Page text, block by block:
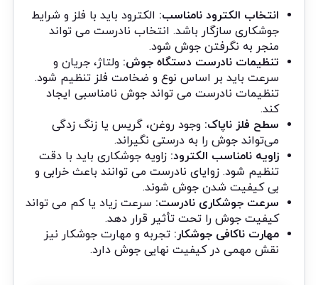
انتخاب الکترود نامناسب: الکترود باید با فلز و شرایط
جوشکاری سازگار باشد. انتخاب نادرست می‌ تواند
منجر به نگرفتن جوش شود.
تنظیمات نادرست دستگاه جوش: ولتاژ، جریان و
سرعت باید بر اساس نوع و ضخامت فلز تنظیم شود.
تنظیمات نادرست می ‌تواند جوش نامناسبی ایجاد
کند.
سطح فلز ناپاک: وجود روغن، گریس یا زنگ زدگی
می‌تواند جوش را به درستی نگیراند.
زاویه نامناسب الکترود: زاویه جوشکاری باید با دقت
تنظیم شود. زوایای نادرست می‌ توانند باعث خرابی و
بی کیفیت شدن جوش شوند.
سرعت جوشکاری نادرست: سرعت زیاد یا کم می‌ تواند
کیفیت جوش را تحت تأثیر قرار دهد.
مهارت ناکافی جوشکار: تجربه و مهارت جوشکار نیز
نقش مهمی در کیفیت نهایی جوش دارد.